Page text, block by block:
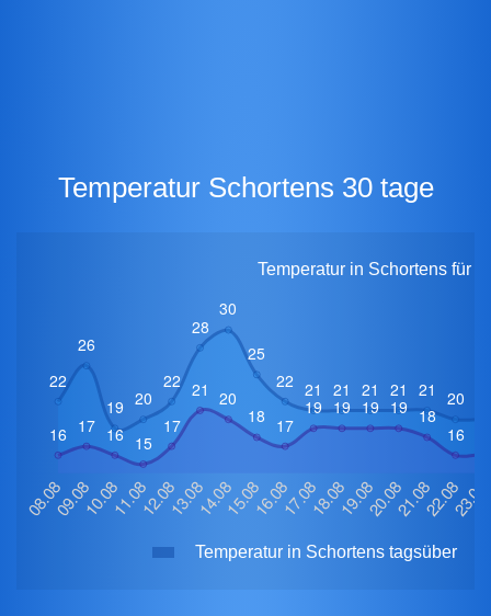
Temperatur Schortens 30 tage
Temperatur in Schortens für
Temperatur in Schortens tagsüber